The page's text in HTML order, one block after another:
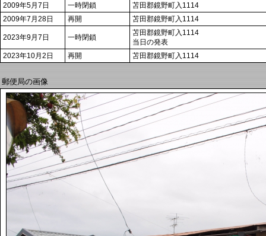
2009年5月7日 一時閉鎖
苫田郡鏡野町入1114
2009年7月28日
再開 苫田郡鏡野町入1114
2023年9月7日 一時閉鎖
苫田郡鏡野町入1114
当日の発表
2023年10月2日
再開 苫田郡鏡野町入1114
郵便局の画像